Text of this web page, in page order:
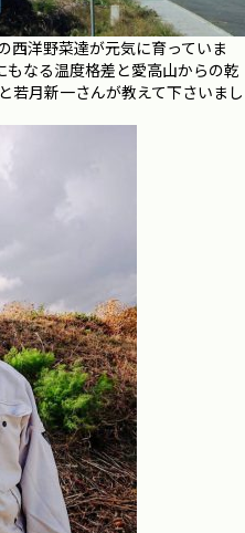
西洋野菜達が元気に育っていま
なる温度格差と愛高山からの乾
若月新一さんが教えて下さいまし